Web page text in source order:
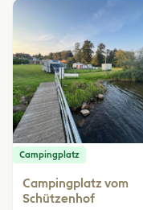
Campingplatz
Campingplatz vom
Schützenhof